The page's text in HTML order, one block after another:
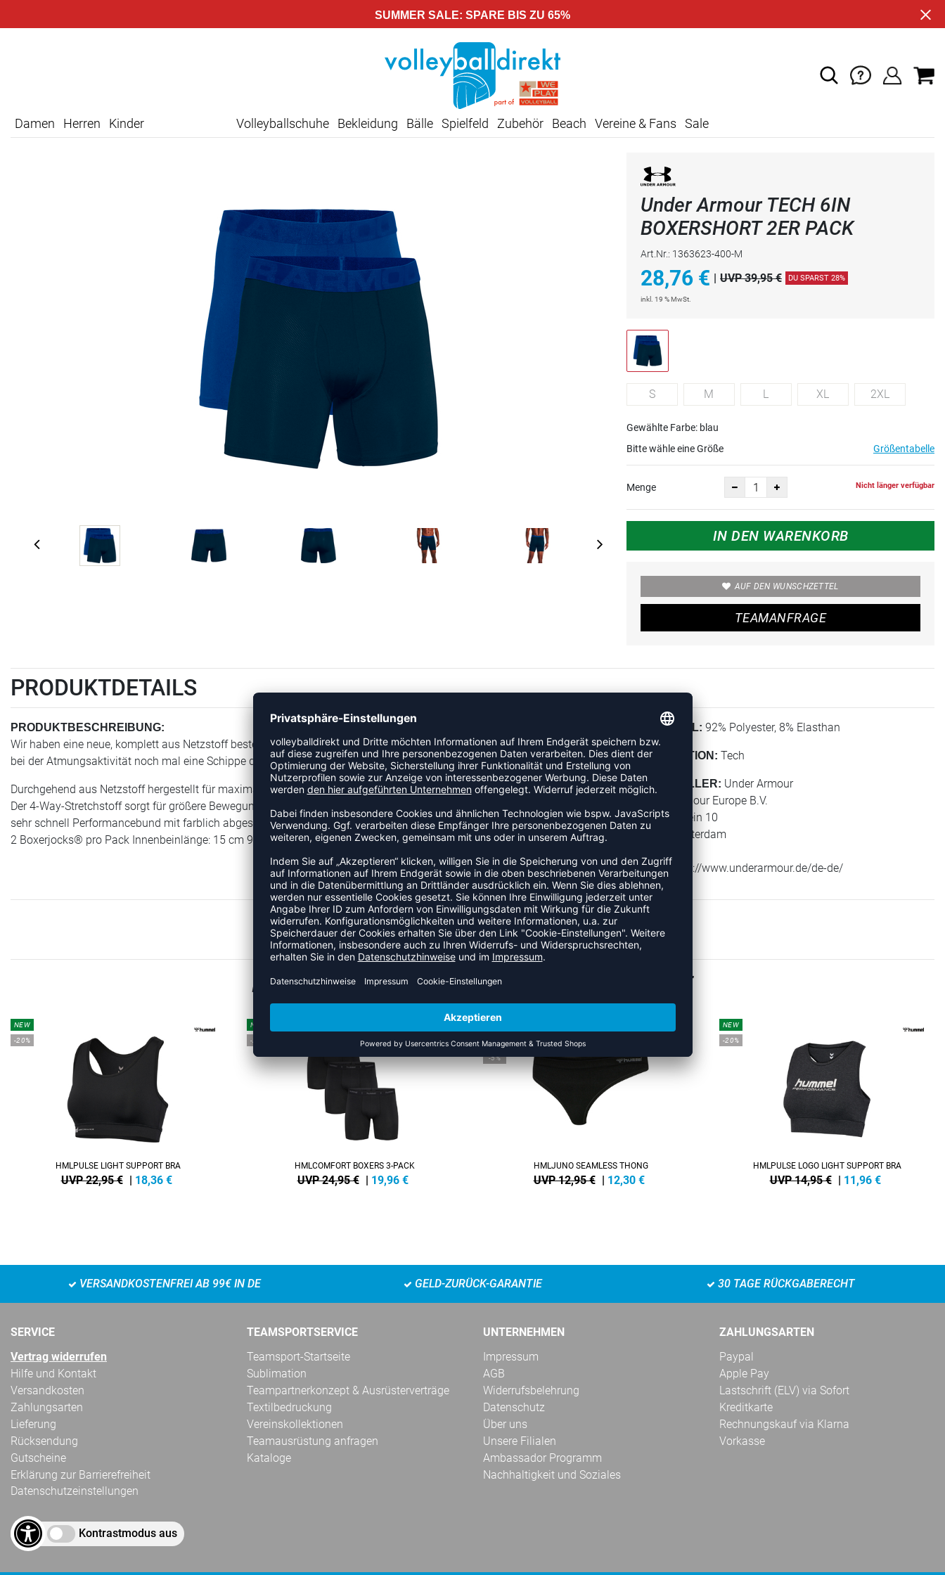
SUMMER SALE: SPARE BIS ZU 65%
Damen Herren Kinder Volleyballschuhe Bekleidung Bälle Spielfeld Zubehör Beach Vereine & Fans Sale
Under Armour TECH 6IN
BOXERSHORT 2ER PACK
Art.Nr.: 1363623-400-M
28,76 € | UVP 39,95 € DU SPARST 28%
inkl. 19 % MwSt.
S M L XL 2XL
Gewählte Farbe: blau
Bitte wähle eine Größe
Größentabelle
Menge Nicht länger verfügbar
IN DEN WARENKORB
AUF DEN WUNSCHZETTEL
TEAMANFRAGE
PRODUKTDETAILS
PRODUKTBESCHREIBUNG:
Wir haben eine neue, komplett aus Netzstoff bestehende Version unserer Under Armour Tech™ Boxerjock® entwickelt, um
bei der Atmungsaktivität noch mal eine Schippe draufzulegen. Dies sind leistungsfähige Boxershorts für dein Workout.
Durchgehend aus Netzstoff hergestellt für maximale Belüftung Ohne Nähte hinten und an den Seiten für absoluten Komfort
Der 4-Way-Stretchstoff sorgt für größere Bewegungsfreiheit in alle Richtungen Das Material leitet Schweiß ab und trocknet
sehr schnell Performancebund mit farblich abgestimmter, matt glänzender Wortmarke Artikelnr.: 1363623 Hosenschlitz
2 Boxerjocks® pro Pack Innenbeinlänge: 15 cm 92 % Polyester/8 % Elastan Importiert
MATERIAL: 92% Polyester, 8% Elasthan
KOLLEKTION: Tech
HERSTELLER: Under Armour
Under Armour Europe B.V.
Stadionplein 10
1076 Amsterdam
Web: https://www.underarmour.de/de-de/
ZULETZT ANGESEHEN
MEHR AUS DER KATEGORIE UNTERWÄSCHE
NEW
-20%
HMLPULSE LIGHT SUPPORT BRA
UVP 22,95 € 18,36 €
NEW
-20%
HMLCOMFORT BOXERS 3-PACK
UVP 24,95 € 19,96 €
SALE
-5%
HMLJUNO SEAMLESS THONG
UVP 12,95 € 12,30 €
NEW
-20%
HMLPULSE LOGO LIGHT SUPPORT BRA
UVP 14,95 € 11,96 €
VERSANDKOSTENFREI AB 99€ IN DE GELD-ZURÜCK-GARANTIE 30 TAGE RÜCKGABERECHT
SERVICE
Vertrag widerrufen
Hilfe und Kontakt
Versandkosten
Zahlungsarten
Lieferung
Rücksendung
Gutscheine
Erklärung zur Barrierefreiheit
Datenschutzeinstellungen
Kontrastmodus aus
TEAMSPORTSERVICE
Teamsport-Startseite
Sublimation
Teampartnerkonzept & Ausrüsterverträge
Textilbedruckung
Vereinskollektionen
Teamausrüstung anfragen
Kataloge
UNTERNEHMEN
Impressum
AGB
Widerrufsbelehrung
Datenschutz
Über uns
Unsere Filialen
Ambassador Programm
Nachhaltigkeit und Soziales
ZAHLUNGSARTEN
Paypal
Apple Pay
Lastschrift (ELV) via Sofort
Kreditkarte
Rechnungskauf via Klarna
Vorkasse